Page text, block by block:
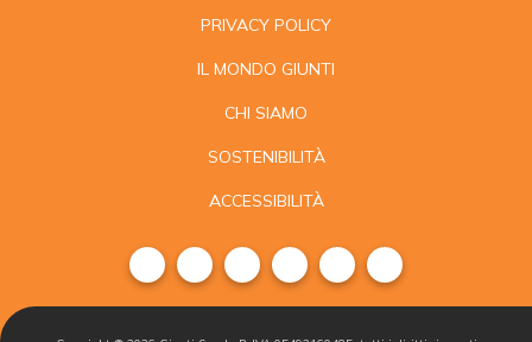
PRIVACY POLICY
IL MONDO GIUNTI
CHI SIAMO
SOSTENIBILITÀ
ACCESSIBILITÀ